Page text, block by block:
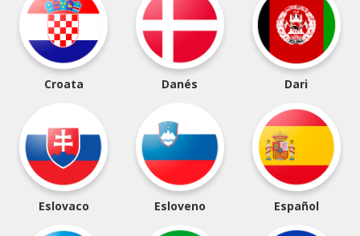
Croata Danés Dari
Eslovaco Esloveno Español